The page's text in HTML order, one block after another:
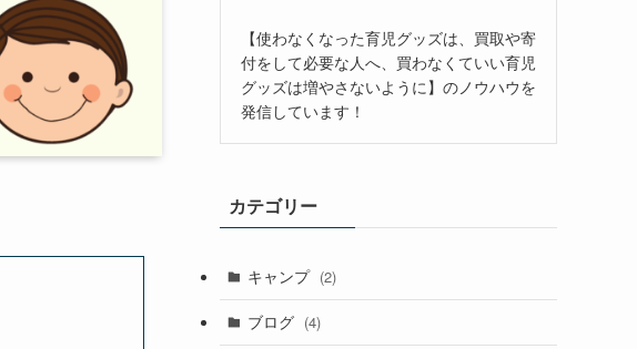
【使わなくなった育児グッズは、買取や寄
付をして必要な人へ、買わなくていい育児
グッズは増やさないように】のノウハウを
発信しています！
カテゴリー
キャンプ (2)
ブログ (4)